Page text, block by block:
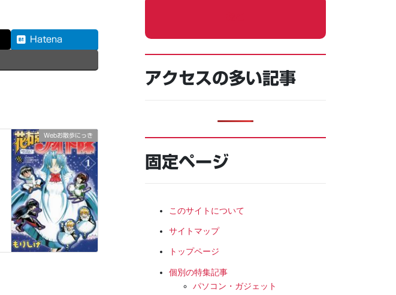
Hatena
Webお散歩にっき
アクセスの多い記事
固定ページ
このサイトについて
サイトマップ
トップページ
個別の特集記事
パソコン・ガジェット